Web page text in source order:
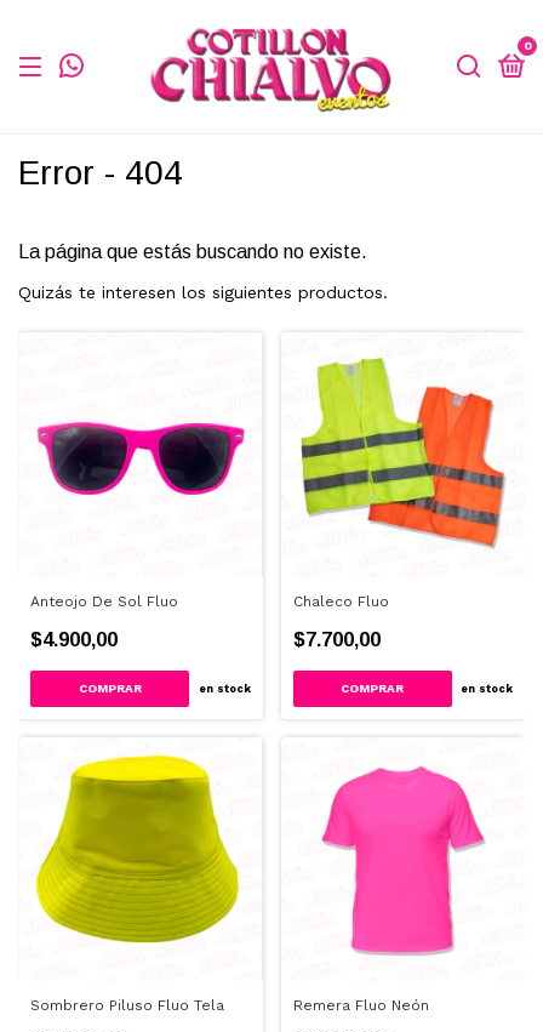
0
Error - 404
La página que estás buscando no existe.
Quizás te interesen los siguientes productos.
Anteojo De Sol Fluo
$4.900,00
COMPRAR en stock
Chaleco Fluo
$7.700,00
COMPRAR en stock
Sombrero Piluso Fluo Tela Remera Fluo Neón